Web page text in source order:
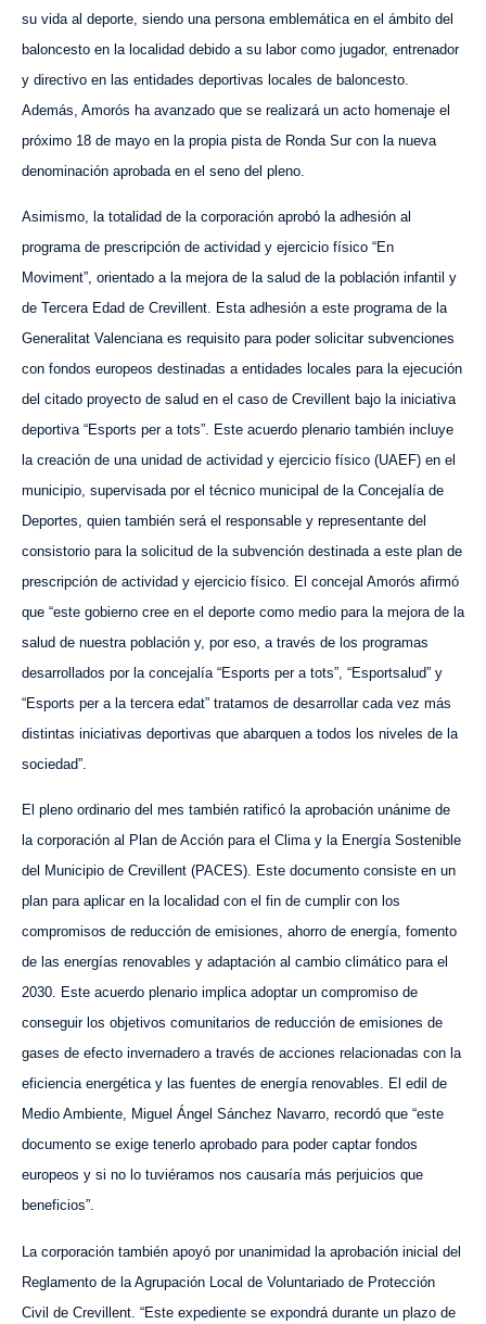
su vida al deporte, siendo una persona emblemática en el ámbito del
baloncesto en la localidad debido a su labor como jugador, entrenador
y directivo en las entidades deportivas locales de baloncesto.
Además, Amorós ha avanzado que se realizará un acto homenaje el
próximo 18 de mayo en la propia pista de Ronda Sur con la nueva
denominación aprobada en el seno del pleno.
Asimismo, la totalidad de la corporación aprobó la adhesión al
programa de prescripción de actividad y ejercicio físico “En
Moviment”, orientado a la mejora de la salud de la población infantil y
de Tercera Edad de Crevillent. Esta adhesión a este programa de la
Generalitat Valenciana es requisito para poder solicitar subvenciones
con fondos europeos destinadas a entidades locales para la ejecución
del citado proyecto de salud en el caso de Crevillent bajo la iniciativa
deportiva “Esports per a tots”. Este acuerdo plenario también incluye
la creación de una unidad de actividad y ejercicio físico (UAEF) en el
municipio, supervisada por el técnico municipal de la Concejalía de
Deportes, quien también será el responsable y representante del
consistorio para la solicitud de la subvención destinada a este plan de
prescripción de actividad y ejercicio físico. El concejal Amorós afirmó
que “este gobierno cree en el deporte como medio para la mejora de la
salud de nuestra población y, por eso, a través de los programas
desarrollados por la concejalía “Esports per a tots”, “Esportsalud” y
“Esports per a la tercera edat” tratamos de desarrollar cada vez más
distintas iniciativas deportivas que abarquen a todos los niveles de la
sociedad”.
El pleno ordinario del mes también ratificó la aprobación unánime de
la corporación al Plan de Acción para el Clima y la Energía Sostenible
del Municipio de Crevillent (PACES). Este documento consiste en un
plan para aplicar en la localidad con el fin de cumplir con los
compromisos de reducción de emisiones, ahorro de energía, fomento
de las energías renovables y adaptación al cambio climático para el
2030. Este acuerdo plenario implica adoptar un compromiso de
conseguir los objetivos comunitarios de reducción de emisiones de
gases de efecto invernadero a través de acciones relacionadas con la
eficiencia energética y las fuentes de energía renovables. El edil de
Medio Ambiente, Miguel Ángel Sánchez Navarro, recordó que “este
documento se exige tenerlo aprobado para poder captar fondos
europeos y si no lo tuviéramos nos causaría más perjuicios que
beneficios”.
La corporación también apoyó por unanimidad la aprobación inicial del
Reglamento de la Agrupación Local de Voluntariado de Protección
Civil de Crevillent. “Este expediente se expondrá durante un plazo de